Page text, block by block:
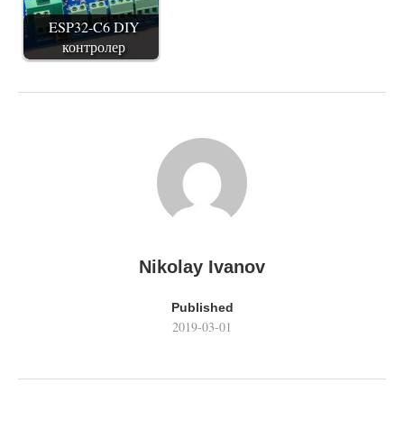
ESP32-C6 DIY
контролер
Nikolay Ivanov
Published
2019-03-01